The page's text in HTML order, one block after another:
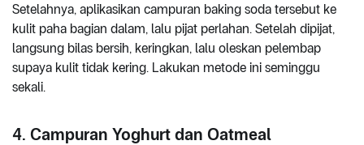
Setelahnya, aplikasikan campuran baking soda tersebut ke
kulit paha bagian dalam, lalu pijat perlahan. Setelah dipijat,
langsung bilas bersih, keringkan, lalu oleskan pelembap
supaya kulit tidak kering. Lakukan metode ini seminggu
sekali.
4. Campuran Yoghurt dan Oatmeal